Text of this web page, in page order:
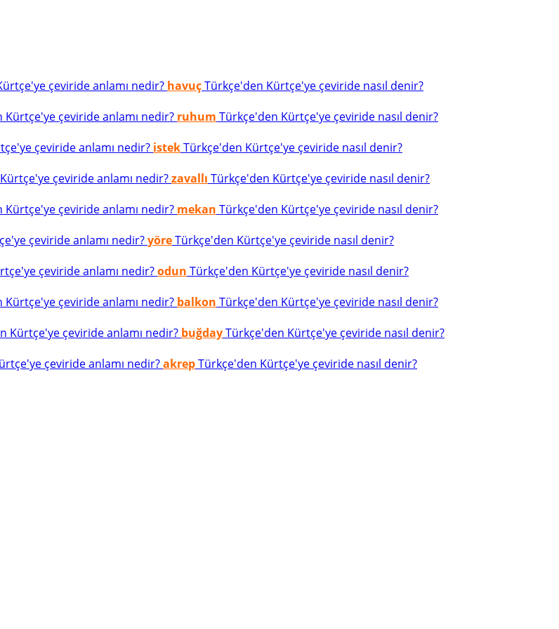
çeviride anlamı nedir? havuçTürkçe'den Kürtçe'ye çeviride nasıl denir?
Kürtçe'ye çeviride anlamı nedir? ruhum Türkçe'den Kürtçe'ye çeviride nasıl denir?
çeviride anlamı nedir? istekTürkçe'den Kürtçe'ye çeviride nasıl denir?
çeviride anlamı nedir?zavallı Türkçe'den Kürtçe'ye çeviride nasıl denir?
Kürtçe'ye çeviride anlamı nedir? mekan Türkçe'den Kürtçe'ye çeviride nasıl denir?
çeviride anlamı nedir?yöreTürkçe'den Kürtçe'ye çeviride nasıl denir?
çeviride anlamı nedir?odun Türkçe'den Kürtçe'ye çeviride nasıl denir?
Kürtçe'ye çeviride anlamı nedir? balkon Türkçe'den Kürtçe'ye çeviride nasıl denir?
Kürtçe'ye çeviride anlamı nedir? buğdayTürkçe'den Kürtçe'ye çeviride nasıl denir?
çeviride anlamı nedir?akrepTürkçe'den Kürtçe'ye çeviride nasıl denir?